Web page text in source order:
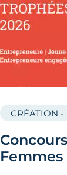
Femmes
CRÉATION -